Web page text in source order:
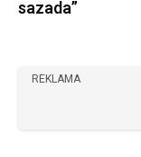
sazada”
REKLAMA